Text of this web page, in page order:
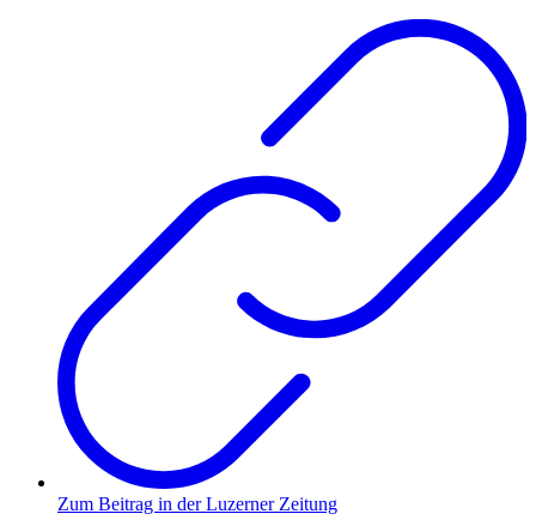
Zum Beitrag in der Luzerner Zeitung